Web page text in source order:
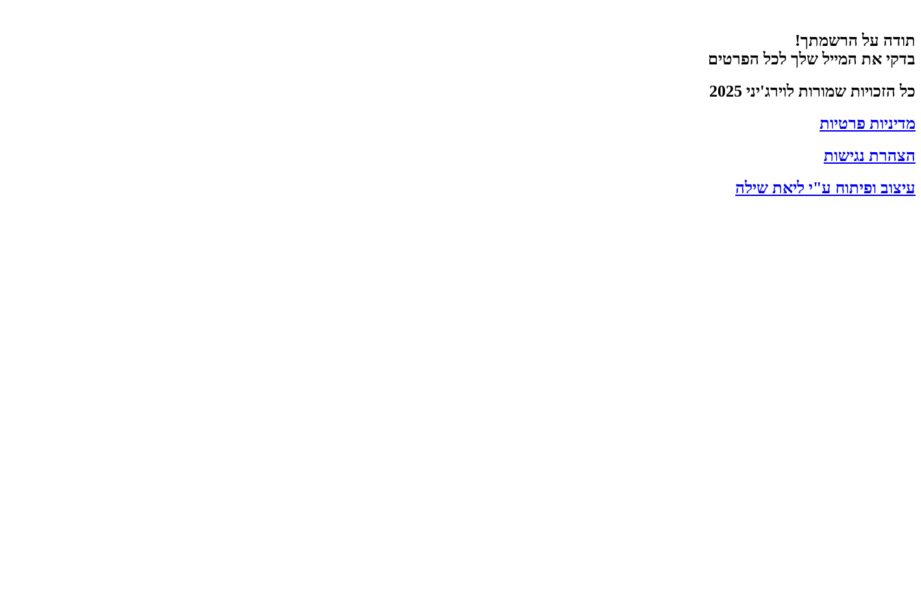
תודה על הרשמתך!
בדקי את המייל שלך לכל הפרטים
כל הזכויות שמורות לוירג'יני 2025
מדיניות פרטיות
הצהרת נגישות
עיצוב ופיתוח ע"י ליאת שילה